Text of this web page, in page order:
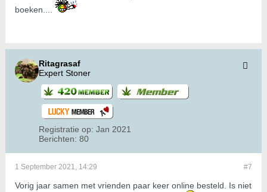
boeken....
Ritagrasaf
Expert Stoner
Registratie op: Jan 2021
Berichten: 80
#7
1 September 2021, 14:29
Vorig jaar samen met vrienden paar keer online besteld. Is niet